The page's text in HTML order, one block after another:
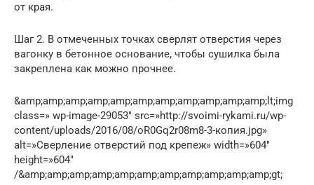
от края.
Шаг 2. В отмеченных точках сверлят отверстия через
вагонку в бетонное основание, чтобы сушилка была
закреплена как можно прочнее.
&amp;amp;amp;amp;amp;amp;amp;amp;amp;amp;amp;lt;img
class=» wp-image-29053″ src=»http://svoimi-rykami.ru/wp-
content/uploads/2016/08/oR0Gq2r08m8-3-копия.jpg»
alt=»Сверление отверстий под крепеж» width=»604″
height=»604″
/&amp;amp;amp;amp;amp;amp;amp;amp;amp;amp;amp;gt;